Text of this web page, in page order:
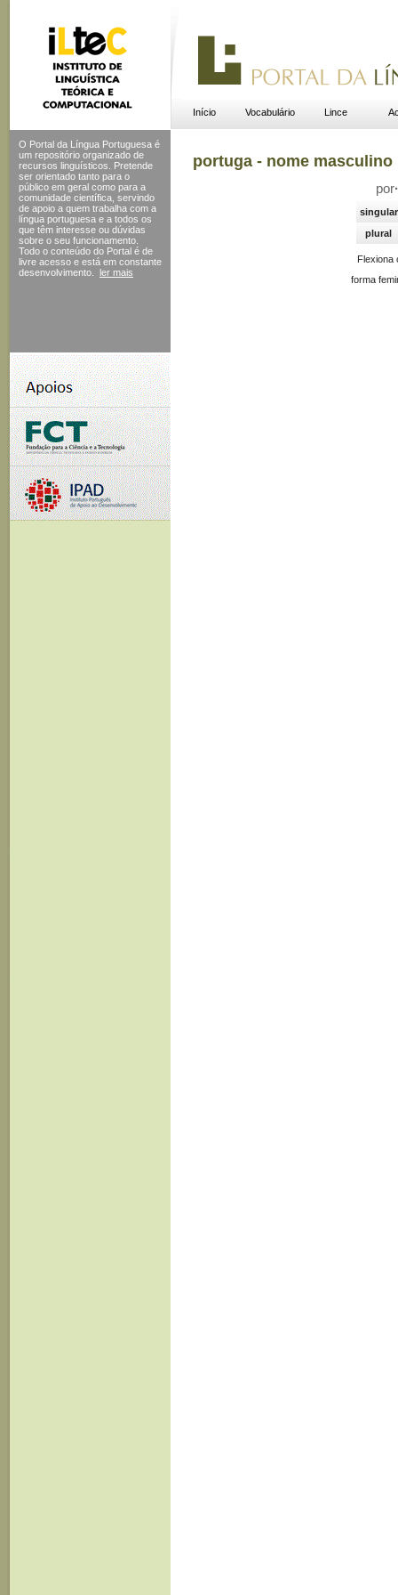
Início Vocabulário Lince
O Portal da Língua Portuguesa é
um repositório organizado de
recursos linguísticos. Pretende
ser orientado tanto para o
público em geral como para a
comunidade científica, servindo
de apoio a quem trabalha com a
língua portuguesa e a todos os
que têm interesse ou dúvidas
sobre o seu funcionamento.
Todo o conteúdo do Portal é de
livre acesso e está em constante
desenvolvimento.
ler mais
portuga - nome masculino
por·
singular
plural
Flexiona
forma